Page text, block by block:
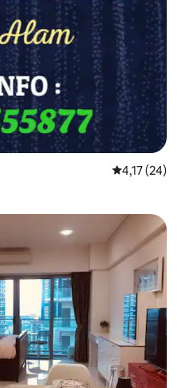
Prosječna
4,17 (24)